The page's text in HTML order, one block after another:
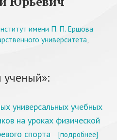
имени П. П. Ершова
университета,
универсальных учебных
на уроках физической
спорта
[подробнее]